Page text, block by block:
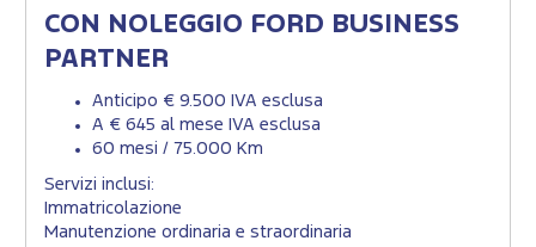
CON NOLEGGIO FORD BUSINESS
PARTNER
Anticipo € 9.500 IVA esclusa
A € 645 al mese IVA esclusa
60 mesi / 75.000 Km
Servizi inclusi:
Immatricolazione
Manutenzione ordinaria e straordinaria